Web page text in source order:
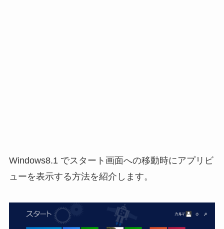
Windows8.1 でスタート画面への移動時にアプリビ
ューを表示する方法を紹介します。